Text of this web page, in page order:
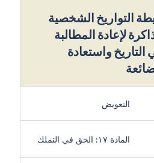
التواريخ الشخصية
لإعادة المطالبة
واستعادة
التعويض
المادة ١٧: الحق في التملك